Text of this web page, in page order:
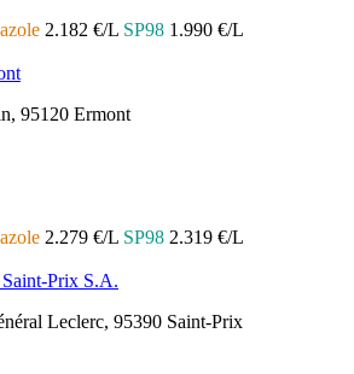
2.182 €/L SP98 1.990 €/L
95120 Ermont
2.279 €/L SP98 2.319 €/L
Prix S.A.
Leclerc, 95390 Saint-Prix